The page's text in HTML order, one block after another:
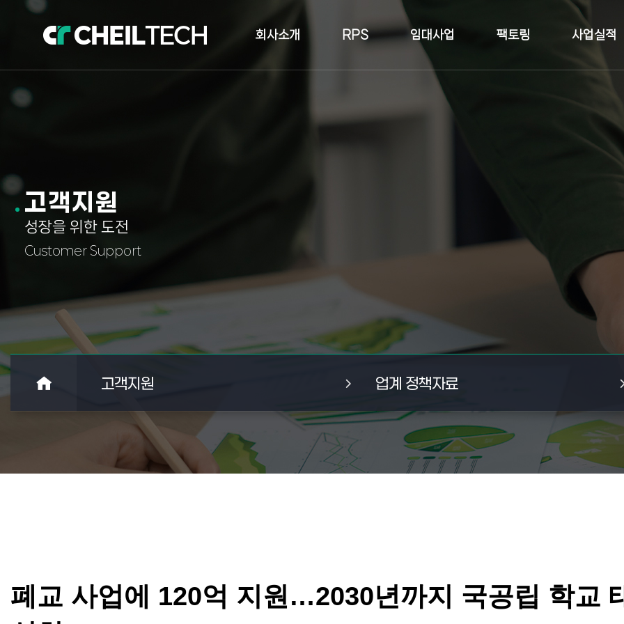
회사소개 RPS 임대사업 팩토링 사업실적
건축물현장
고객지원
성장을 위한 도전
Customer Support
고객지원 업계 정책자료
폐교 사업에 120억 지원…2030년까지 국공립 학교